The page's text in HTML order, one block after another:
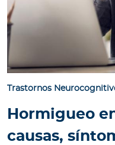
Trastornos
Hormigueo
causas,